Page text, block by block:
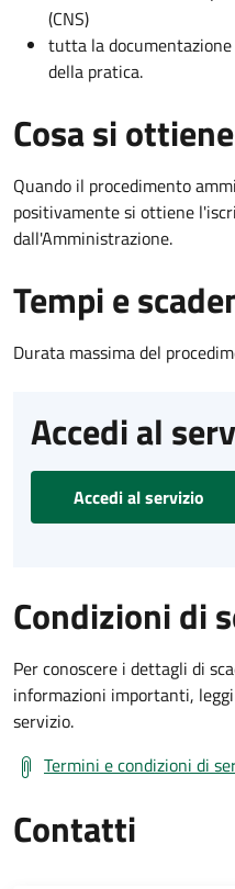
(CNS)
tutta la
della pratica.
Cosa si ottiene
Quando il procedimento
positivamente si ottiene
dall'Amministrazione.
Tempi e
Durata massima del
Accedi al
Accedi al servizio
Condizioni di
Per conoscere i dettagli di
informazioni importanti,
servizio.
Termini e condizioni di
Contatti